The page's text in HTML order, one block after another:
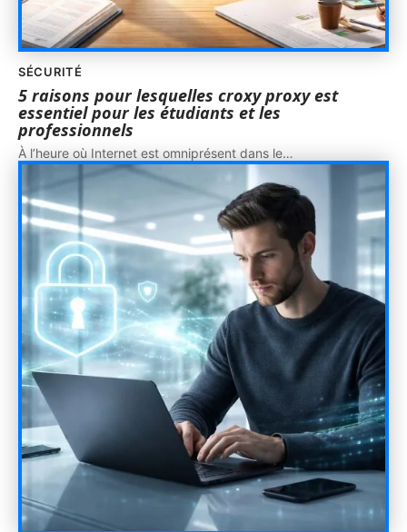
SÉCURITÉ
5 raisons pour lesquelles croxy proxy est
essentiel pour les étudiants et les
professionnels
À l’heure où Internet est omniprésent dans le…